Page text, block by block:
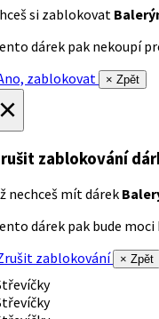
si zablokovat
dárek pak nekoupí
zablokovat
× Zpět
zablokování
nechceš mít dárek
dárek pak bude
zablokování
× Zpět